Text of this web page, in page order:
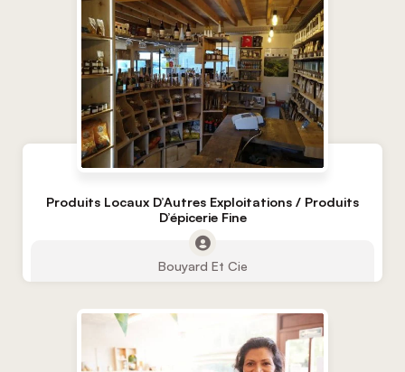
Produits Locaux D’Autres Exploitations / Produits
D’épicerie Fine
Bouyard Et Cie